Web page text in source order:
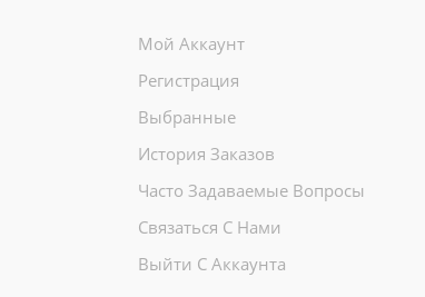
Мой Аккаунт
Регистрация
Выбранные
История Заказов
Часто Задаваемые Вопросы
Связаться С Нами
Выйти С Аккаунта